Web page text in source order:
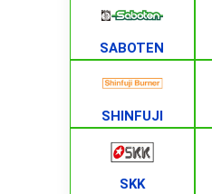
SABOTEN
SHINFUJI
SKK